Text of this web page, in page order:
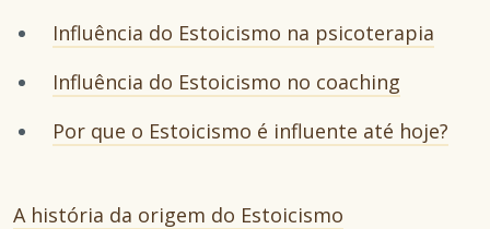
Influência do Estoicismo na psicoterapia
Influência do Estoicismo no coaching
Por que o Estoicismo é influente até hoje?
A história da origem do Estoicismo